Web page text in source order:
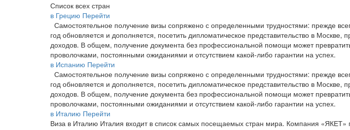
Список всех стран
в Грецию Перейти
Самостоятельное получение визы сопряжено с определенными трудностями: прежде
год обновляется и дополняется, посетить дипломатическое представительство в
доходов. В общем, получение документа без профессиональной помощи может
проволочками, постоянными ожиданиями и отсутствием какой-либо гарантии на успех.
в Испанию Перейти
Самостоятельное получение визы сопряжено с определенными трудностями: прежде
год обновляется и дополняется, посетить дипломатическое представительство в
доходов. В общем, получение документа без профессиональной помощи может
проволочками, постоянными ожиданиями и отсутствием какой-либо гарантии на успех.
в Италию Перейти
Виза в Италию Италия входит в список самых посещаемых стран мира. Компания